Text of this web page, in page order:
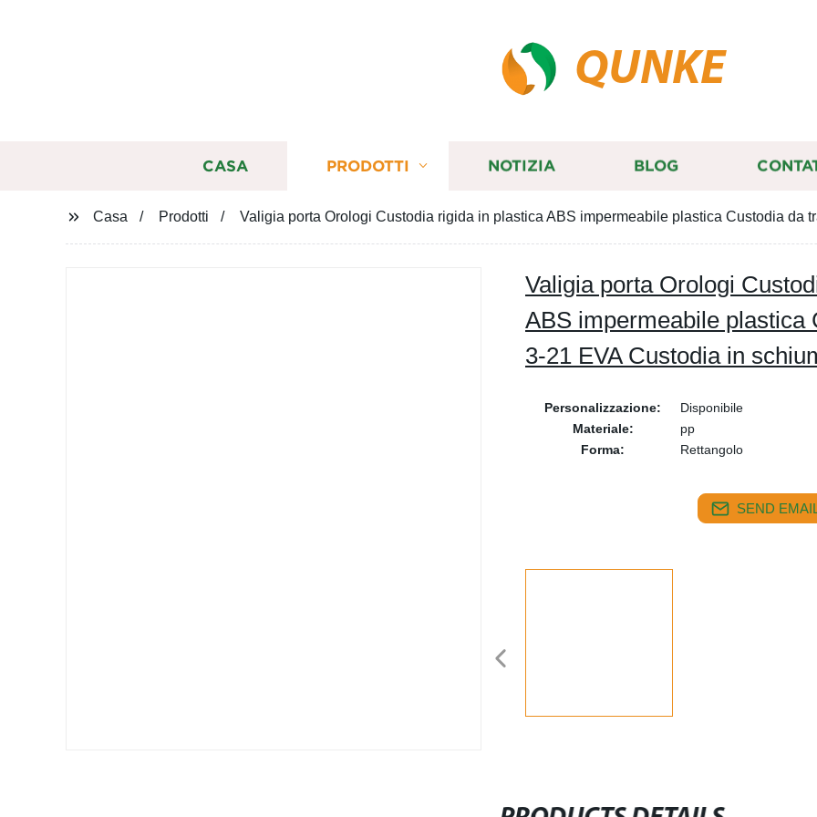
QUNKE
CASA PRODOTTI NOTIZIA BLOG
Casa Prodotti Valigia porta Orologi Custodia rigida in plastica ABS impermeabile plastica Custodia da
Valigia porta Orologi
ABS impermeabile plastica
3-21 EVA Custodia in
Personalizzazione:
Disponibile
Materiale:
pp
Forma:
Rettangolo
SEND